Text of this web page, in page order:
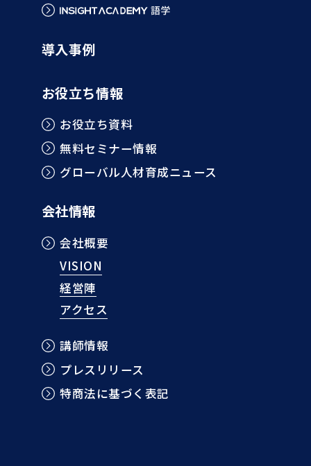
導入事例
お役立ち情報
お役立ち資料
無料セミナー情報
グローバル人材育成ニュース
会社情報
会社概要
VISION
経営陣
アクセス
講師情報
プレスリリース
特商法に基づく表記